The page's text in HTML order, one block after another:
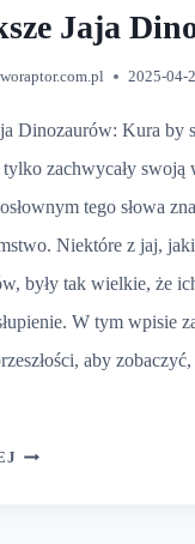
Jaja
2025-04-
Dinozaurów: Kura by
zachwycały swoją
tego słowa
Niektóre z jaj,
były tak wielkie, że
W tym wpisie
aby
NAJWIĘKSZE